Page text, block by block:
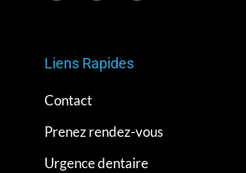
Liens Rapides
Contact
Prenez rendez-vous
Urgence dentaire